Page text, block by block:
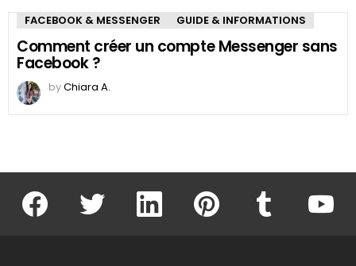
FACEBOOK & MESSENGER GUIDE & INFORMATIONS
Comment créer un compte Messenger sans
Facebook ?
byChiara A.
facebook twitter linkedin pinterest